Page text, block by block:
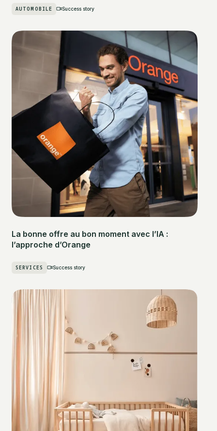
AUTOMOBILE Success story
La bonne offre au bon moment avec l’IA :
l’approche d’Orange
SERVICES Success story